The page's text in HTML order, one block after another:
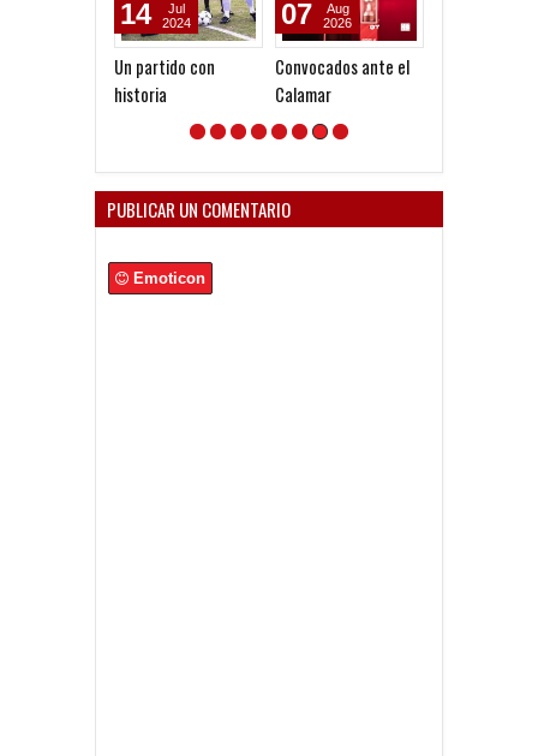
Un partido con
historia
14
Jul
2024
Convocados ante el
Calamar
07
Aug
2026
PUBLICAR UN COMENTARIO
Emoticon